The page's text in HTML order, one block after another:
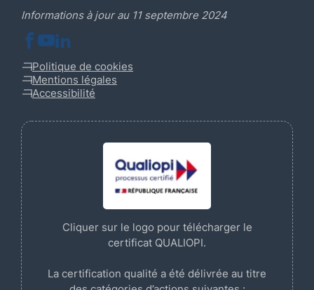
Informations à jour au 11 septembre 2024
Facebook
YouTube
LinkedIn
Politique de cookies
Mentions légales
Accessibilité
Cliquer sur le logo pour télécharger le
certificat QUALIOPI.
La certification qualité a été délivrée au titre